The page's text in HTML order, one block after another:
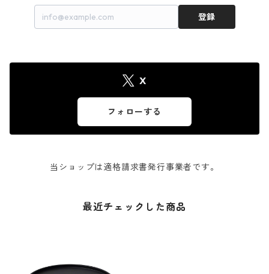
登録
X
フォローする
当ショップは適格請求書発行事業者です。
最近チェックした商品